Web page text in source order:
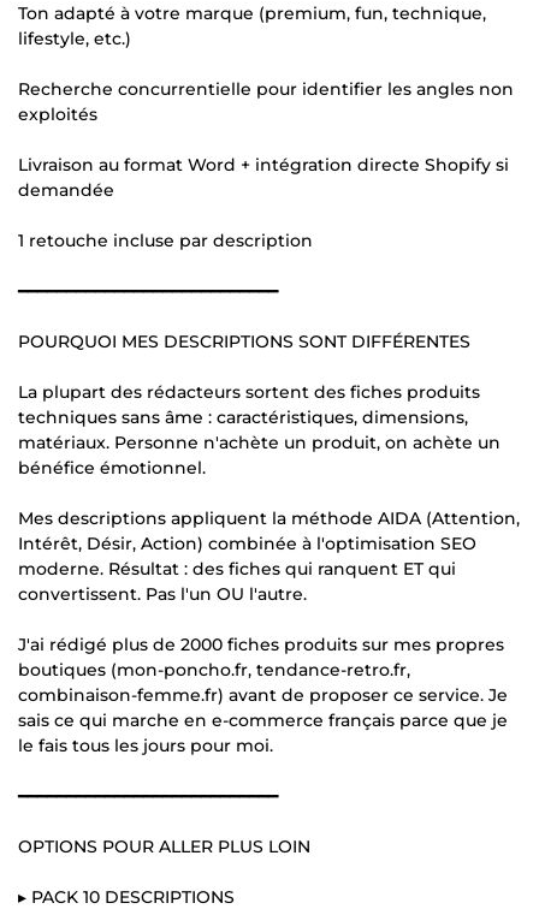
Ton adapté à votre marque (premium, fun, technique,
lifestyle, etc.)
Recherche concurrentielle pour identifier les angles non
exploités
Livraison au format Word + intégration directe Shopify si
demandée
1 retouche incluse par description
━━━━━━━━━━━━━━━━━━━━━━━━━━━
POURQUOI MES DESCRIPTIONS SONT DIFFÉRENTES
La plupart des rédacteurs sortent des fiches produits
techniques sans âme : caractéristiques, dimensions,
matériaux. Personne n'achète un produit, on achète un
bénéfice émotionnel.
Mes descriptions appliquent la méthode AIDA (Attention,
Intérêt, Désir, Action) combinée à l'optimisation SEO
moderne. Résultat : des fiches qui ranquent ET qui
convertissent. Pas l'un OU l'autre.
J'ai rédigé plus de 2000 fiches produits sur mes propres
boutiques (mon-poncho.fr, tendance-retro.fr,
combinaison-femme.fr) avant de proposer ce service. Je
sais ce qui marche en e-commerce français parce que je
le fais tous les jours pour moi.
━━━━━━━━━━━━━━━━━━━━━━━━━━━
OPTIONS POUR ALLER PLUS LOIN
▸ PACK 10 DESCRIPTIONS